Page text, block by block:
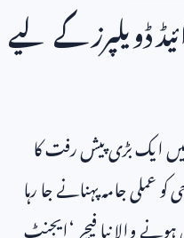
ڈویلپرز کے لیے
ایک بڑی پیش رفت کا
کو عملی جامہ پہنانے جا رہا
والا نیا فیچر ‘ایجنٹ